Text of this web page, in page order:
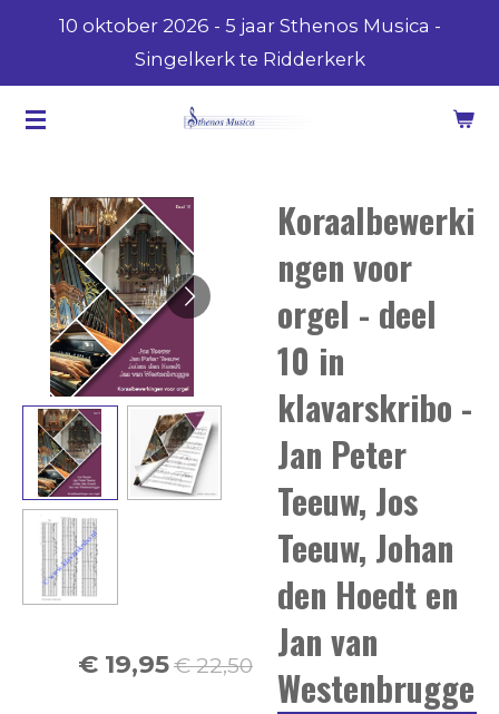
naar
de
10 oktober 2026 - 5 jaar Sthenos Musica -
Singelkerk te Ridderkerk
Koraalbewerki
ngen voor
orgel - deel
10 in
klavarskribo -
Jan Peter
Teeuw, Jos
Teeuw, Johan
den Hoedt en
Jan van
Westenbrugge
€ 19,95€ 22,50